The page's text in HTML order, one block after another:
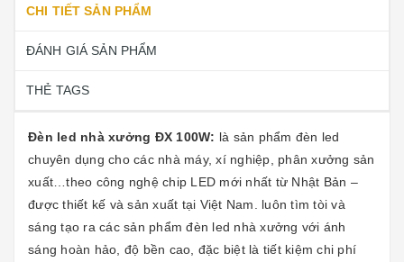
CHI TIẾT SẢN PHẨM
ĐÁNH GIÁ SẢN PHẨM
THẺ TAGS
Đèn led nhà xưởng ĐX 100W: là sản phẩm đèn led
chuyên dụng cho các nhà máy, xí nghiệp, phân xưởng sản
xuất…theo công nghệ chip LED mới nhất từ Nhật Bản –
được thiết kế và sản xuất tại Việt Nam. luôn tìm tòi và
sáng tạo ra các sản phẩm đèn led nhà xưởng với ánh
sáng hoàn hảo, độ bền cao, đặc biệt là tiết kiệm chi phí